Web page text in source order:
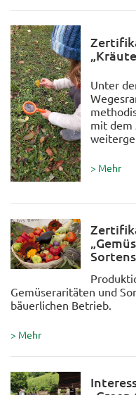
Unter
mit dem
> Mehr
Gemüseraritäten und
bäuerlichen Betrieb.
> Mehr